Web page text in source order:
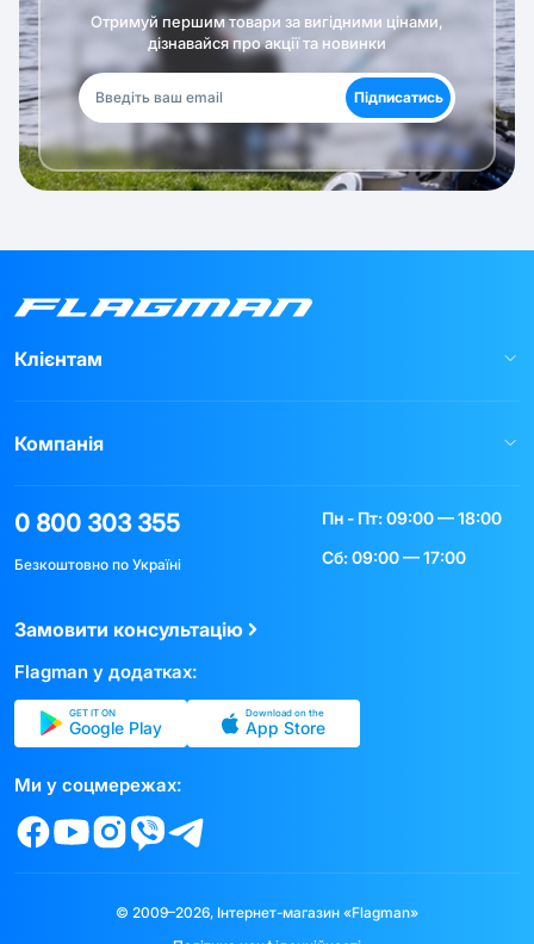
Отримуй першим товари за вигідними цінами,
дізнавайся про акції та новинки
Підписатись
Клієнтам
Компанія
0 800 303 355
Безкоштовно по Україні
Пн - Пт: 09:00 — 18:00
Сб: 09:00 — 17:00
Замовити консультацію
Flagman у додатках:
GET IT ON
Google Play
Download on the
App Store
Ми у соцмережах:
© 2009–2026, Інтернет-магазин «Flagman»